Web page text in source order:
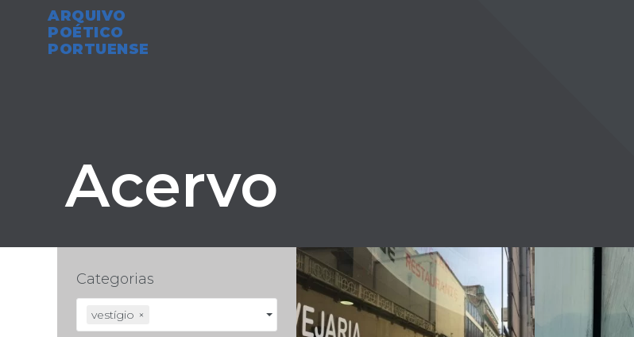
ARQUIVO
POÉTICO
PORTUENSE
Acervo
Categorias
vestígio ×